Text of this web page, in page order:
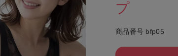
プ
商品番号 bfp05